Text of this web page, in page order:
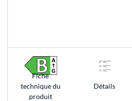
Fiche
technique du
produit
Détails